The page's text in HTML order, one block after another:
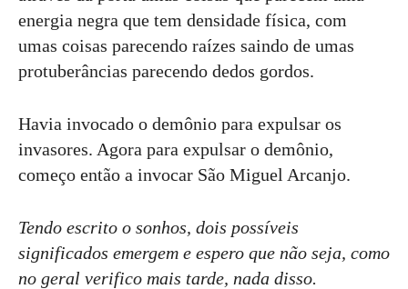
energia negra que tem densidade física, com
umas coisas parecendo raízes saindo de umas
protuberâncias parecendo dedos gordos.
Havia invocado o demônio para expulsar os
invasores. Agora para expulsar o demônio,
começo então a invocar São Miguel Arcanjo.
Tendo escrito o sonhos, dois possíveis
significados emergem e espero que não seja, como
no geral verifico mais tarde, nada disso.